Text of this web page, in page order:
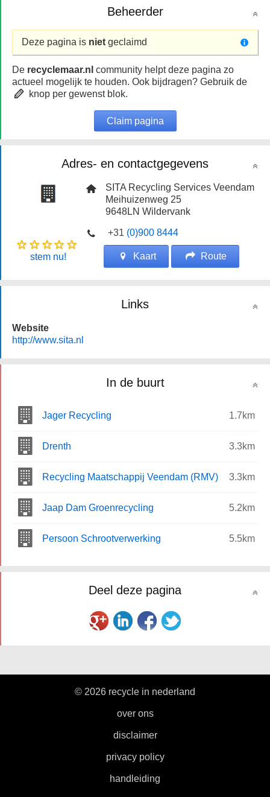
Beheerder
Deze pagina is niet geclaimd
De recyclemaar.nl community helpt deze pagina zo
actueel mogelijk te houden. Ook bijdragen? Gebruik de
knop per gewenst blok.
Claim pagina
Adres- en contactgegevens
SITA Recycling Services Veendam
Meihuizenweg 25
9648LNWildervank
+31 (0)900 8444
stem nu! Kaart Route
Links
Website
http://www.sita.nl
In de buurt
Jager Recycling 1.7km
Drenth 3.3km
Recycling Maatschappij Veendam (RMV) 3.3km
Jaap Dam Groenrecycling 5.2km
Persoon Schrootverwerking 5.5km
Deel deze pagina
© 2026 recycle in nederland
over ons
disclaimer
privacy policy
handleiding